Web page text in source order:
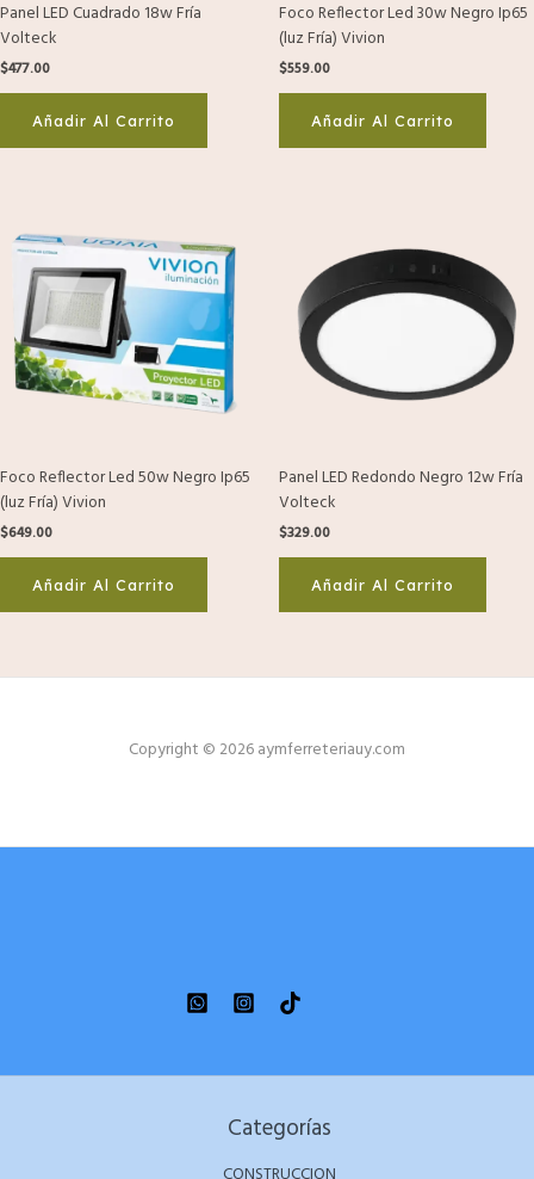
Panel LED Cuadrado 18w Fría
Volteck
$477.00
Añadir Al Carrito
Foco Reflector Led 30w Negro Ip65
(luz Fría) Vivion
$559.00
Añadir Al Carrito
Foco Reflector Led 50w Negro Ip65
(luz Fría) Vivion
$649.00
Añadir Al Carrito
Panel LED Redondo Negro 12w Fría
Volteck
$329.00
Añadir Al Carrito
Copyright © 2026 aymferreteriauy.com
Categorías